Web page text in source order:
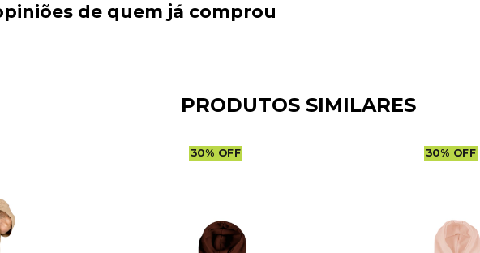
de quem já comprou
PRODUTOS SIMILARES
30% OFF 30% OFF